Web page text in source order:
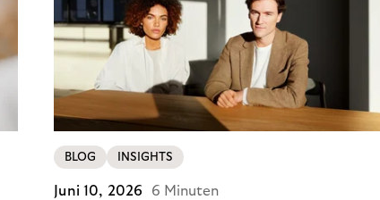
BLOG INSIGHTS
Juni 10, 2026 6 Minuten